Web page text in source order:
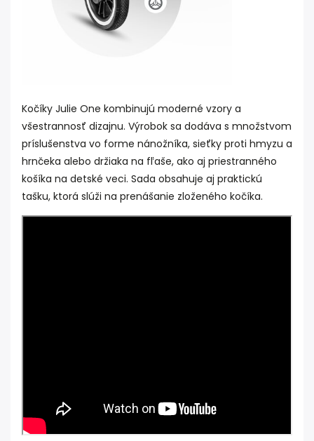
Kočíky Julie One kombinujú moderné vzory a
všestrannosť dizajnu. Výrobok sa dodáva s množstvom
príslušenstva vo forme nánožníka, sieťky proti hmyzu a
hrnčeka alebo držiaka na fľaše, ako aj priestranného
košíka na detské veci. Sada obsahuje aj praktickú
tašku, ktorá slúži na prenášanie zloženého kočíka.